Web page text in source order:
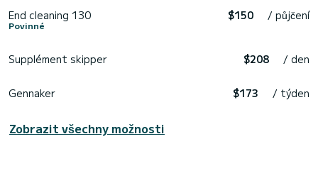
End cleaning 130
Povinné
$150 / půjčení
Supplément skipper $208 / den
Gennaker $173 / týden
Zobrazit všechny možnosti